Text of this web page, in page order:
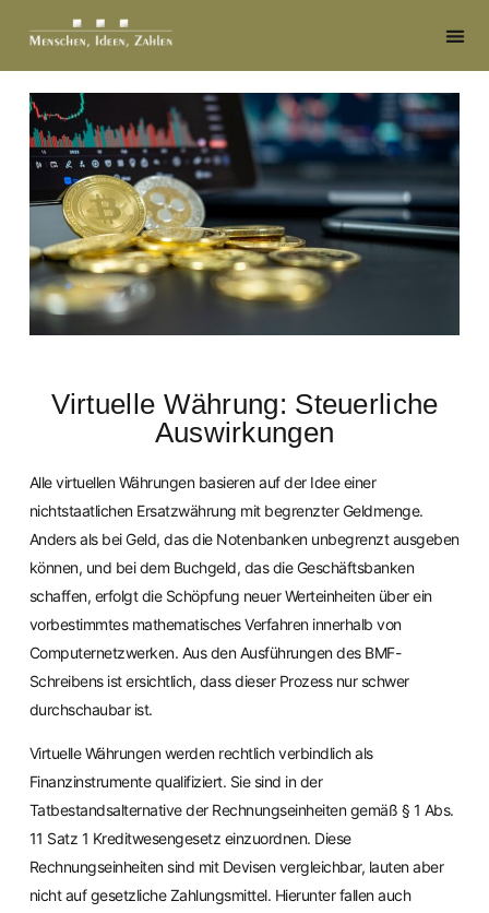
Virtuelle Währung: Steuerliche
Auswirkungen
Alle virtuellen Währungen basieren auf der Idee einer
nichtstaatlichen Ersatzwährung mit begrenzter Geldmenge.
Anders als bei Geld, das die Notenbanken unbegrenzt ausgeben
können, und bei dem Buchgeld, das die Geschäftsbanken
schaffen, erfolgt die Schöpfung neuer Werteinheiten über ein
vorbestimmtes mathematisches Verfahren innerhalb von
Computernetzwerken. Aus den Ausführungen des BMF-
Schreibens ist ersichtlich, dass dieser Prozess nur schwer
durchschaubar ist.
Virtuelle Währungen werden rechtlich verbindlich als
Finanzinstrumente qualifiziert. Sie sind in der
Tatbestandsalternative der Rechnungseinheiten gemäß § 1 Abs.
11 Satz 1 Kreditwesengesetz einzuordnen. Diese
Rechnungseinheiten sind mit Devisen vergleichbar, lauten aber
nicht auf gesetzliche Zahlungsmittel. Hierunter fallen auch